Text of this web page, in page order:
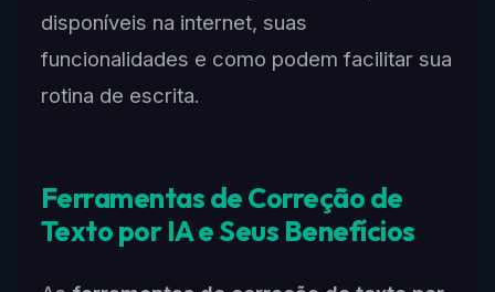
disponíveis na internet, suas
funcionalidades e como podem facilitar sua
rotina de escrita.
Ferramentas de Correção de
Texto por IA e Seus Benefícios